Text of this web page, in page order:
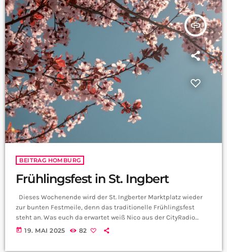
wie […]
insert_link
BEITRAG HOMBURG
Frühlingsfest in St. Ingbert
Dieses Wochenende wird der St. Ingberter Marktplatz wieder
zur bunten Festmeile, denn das traditionelle Frühlingsfest
steht an. Was euch da erwartet weiß Nico aus der CityRadio
Redaktion: Rund 25 Fahrgeschäfte und Stände sorgen für jede
today 19. MAI 2025 82